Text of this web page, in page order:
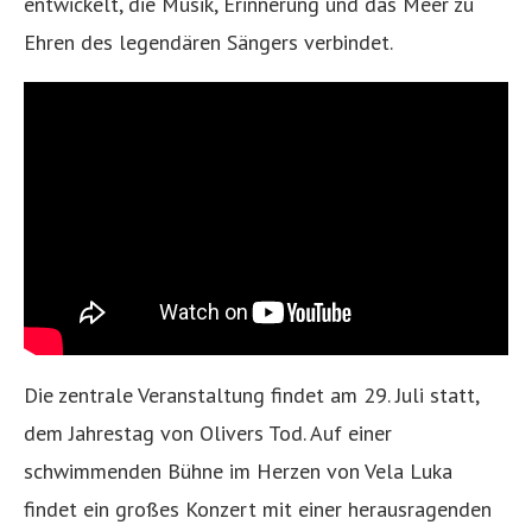
Ehren des legendären Sängers verbindet.
Die zentrale Veranstaltung findet am 29. Juli statt,
dem Jahrestag von Olivers Tod. Auf einer
schwimmenden Bühne im Herzen von Vela Luka
findet ein großes Konzert mit einer herausragenden